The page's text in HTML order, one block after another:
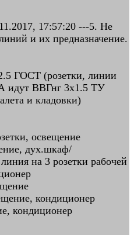
17:57:20 ---5. Не
и их предназначение.
ГОСТ (розетки, линии
идут ВВГнг 3х1.5 ТУ
и кладовки)
освещение
дух.шкаф/
на 3 розетки рабочей
кондиционер
кондиционер